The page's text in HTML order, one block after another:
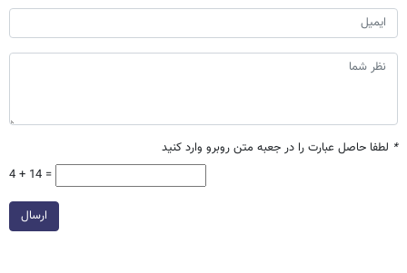
* لطفا حاصل عبارت را در جعبه متن روبرو وارد کنید
4 + 14 =
ارسال